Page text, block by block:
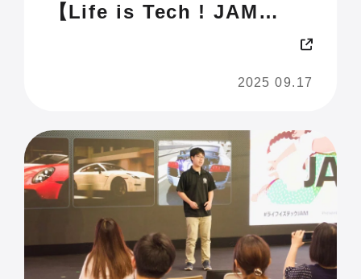
【Life is Tech ! JAM
2025 09.17